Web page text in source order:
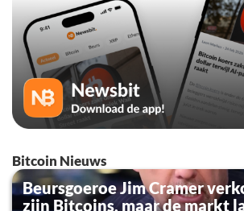
Bitcoin Nieuws
Beursgoeroe Jim Cramer
zijn Bitcoins, maar de markt